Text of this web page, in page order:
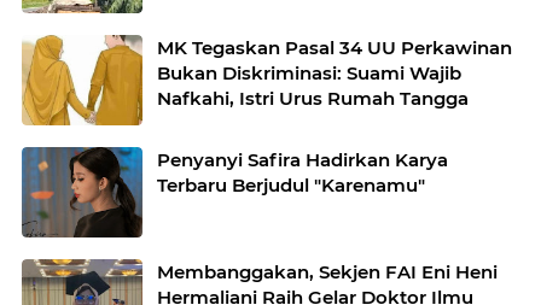
MK Tegaskan Pasal 34 UU Perkawinan
Bukan Diskriminasi: Suami Wajib
Nafkahi, Istri Urus Rumah Tangga
Penyanyi Safira Hadirkan Karya
Terbaru Berjudul "Karenamu"
Membanggakan, Sekjen FAI Eni Heni
Hermaliani Raih Gelar Doktor Ilmu